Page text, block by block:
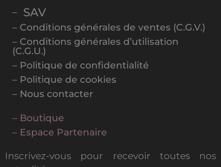
– SAV
– Conditions générales de ventes (C.G.V.)
– Conditions générales d’utilisation
(C.G.U.)
– Politique de confidentialité
– Politique de cookies
– Nous contacter
– Boutique
– Espace Partenaire
Inscrivez-vous pour recevoir toutes nos